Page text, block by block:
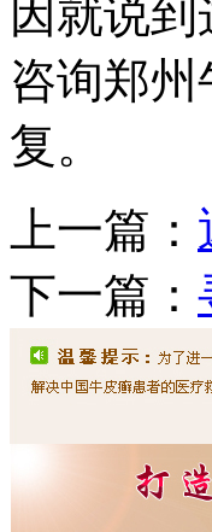
因就说
咨询郑
复。
上一篇：
下一篇：